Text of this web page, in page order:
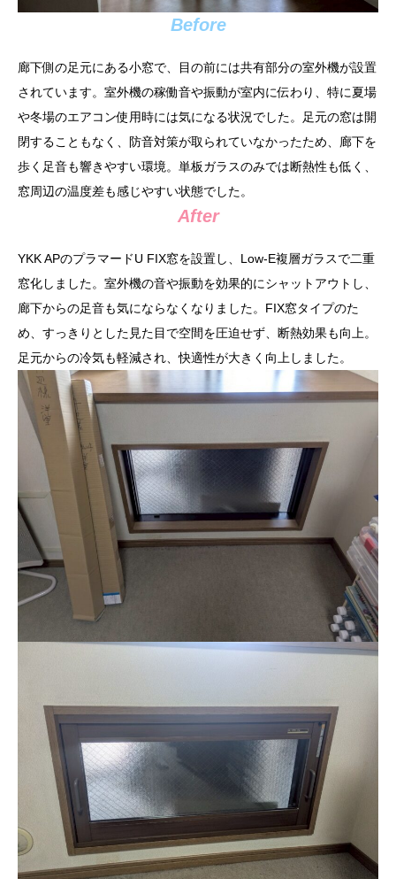
Before
廊下側の足元にある小窓で、目の前には共有部分の室外機が設置
されています。室外機の稼働音や振動が室内に伝わり、特に夏場
や冬場のエアコン使用時には気になる状況でした。足元の窓は開
閉することもなく、防音対策が取られていなかったため、廊下を
歩く足音も響きやすい環境。単板ガラスのみでは断熱性も低く、
窓周辺の温度差も感じやすい状態でした。
After
YKK APのプラマードU FIX窓を設置し、Low-E複層ガラスで二重
窓化しました。室外機の音や振動を効果的にシャットアウトし、
廊下からの足音も気にならなくなりました。FIX窓タイプのた
め、すっきりとした見た目で空間を圧迫せず、断熱効果も向上。
足元からの冷気も軽減され、快適性が大きく向上しました。